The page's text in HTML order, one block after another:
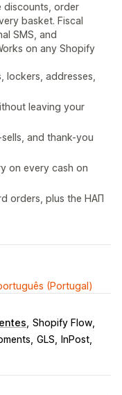
discounts, order
basket. Fiscal
SMS, and
on any Shopify
lockers, addresses,
leaving your
and thank-you
on every cash on
orders, plus the НАП
(Portugal)
Shopify Flow
GLS
InPost